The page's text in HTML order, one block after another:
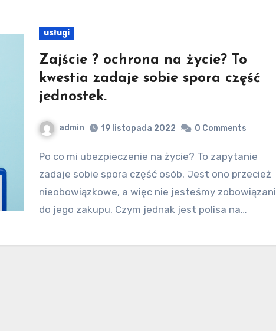
usługi
Zajście ? ochrona na życie? To
kwestia zadaje sobie spora część
jednostek.
admin 19 listopada 2022 0 Comments
Po co mi ubezpieczenie na życie? To zapytanie
zadaje sobie spora część osób. Jest ono przecież
nieobowiązkowe, a więc nie jesteśmy zobowiązani
do jego zakupu. Czym jednak jest polisa na…